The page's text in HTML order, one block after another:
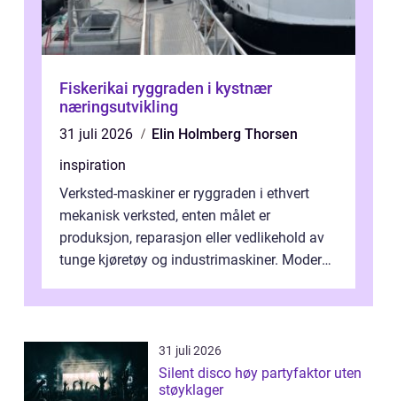
Fiskerikai ryggraden i kystnær
næringsutvikling
31 juli 2026
Elin Holmberg Thorsen
inspiration
Verksted-maskiner er ryggraden i ethvert
mekanisk verksted, enten målet er
produksjon, reparasjon eller vedlikehold av
tunge kjøretøy og industrimaskiner. Moderne
31 juli 2026
Silent disco høy partyfaktor uten
støyklager